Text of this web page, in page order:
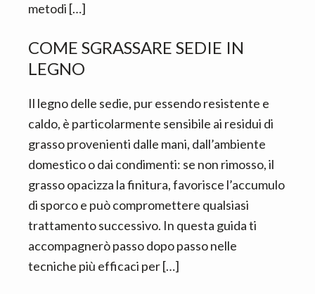
metodi […]
COME SGRASSARE SEDIE IN
LEGNO​
Il legno delle sedie, pur essendo resistente e
caldo, è particolarmente sensibile ai residui di
grasso provenienti dalle mani, dall’ambiente
domestico o dai condimenti: se non rimosso, il
grasso opacizza la finitura, favorisce l’accumulo
di sporco e può compromettere qualsiasi
trattamento successivo. In questa guida ti
accompagnerò passo dopo passo nelle
tecniche più efficaci per […]